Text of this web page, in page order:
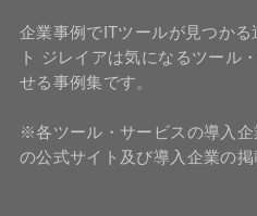
企業事例でITツールが見つか
ト ジレイアは気になるツール
せる事例集です。
※各ツール・サービスの導入
の公式サイト及び導入企業の掲